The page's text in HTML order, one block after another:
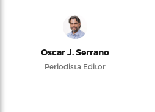
Oscar J. Serrano
Periodista Editor